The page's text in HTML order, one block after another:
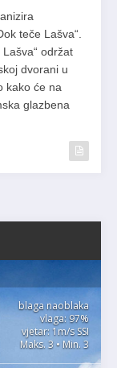
teče Lašva“.
održat
dvorani u
kako će na
glazbena
blaga naoblaka
vlaga: 97%
vjetar: 1m/s SSI
Maks. 3 • Min. 3